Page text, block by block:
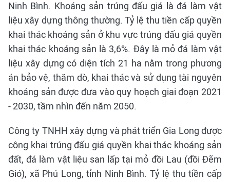
Ninh Bình. Khoáng sản trúng đấu giá là đá làm vật
liệu xây dựng thông thường. Tỷ lệ thu tiền cấp quyền
khai thác khoáng sản ở khu vực trúng đấu giá quyền
khai thác khoáng sản là 3,6%. Đây là mỏ đá làm vật
liệu xây dựng có diện tích 21 ha nằm trong phương
án bảo vệ, thăm dò, khai thác và sử dụng tài nguyên
khoáng sản được đưa vào quy hoạch giai đoạn 2021
- 2030, tầm nhìn đến năm 2050.
Công ty TNHH xây dựng và phát triển Gia Long được
công khai trúng đấu giá quyền khai thác khoáng sản
đất, đá làm vật liệu san lấp tại mỏ đồi Lau (đồi Đẽm
Gió), xã Phú Long, tỉnh Ninh Bình. Tỷ lệ thu tiền cấp